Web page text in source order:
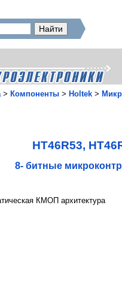
> Компоненты > Holtek >
HT46R53,
8- битные
КМОП архитектура